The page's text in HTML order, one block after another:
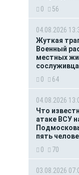
0
56
04.08.2026
Жуткая
Военный
местных
сослуживца
0
64
04.08.2026
Что
атаке ВСУ
пять
0
70
03.08.2026